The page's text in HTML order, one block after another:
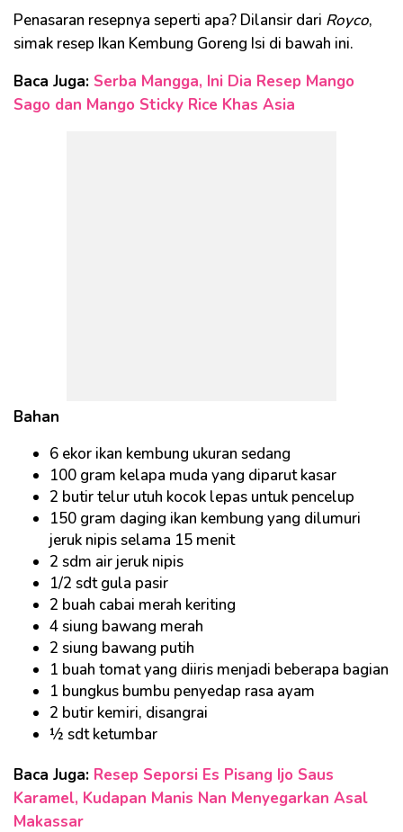
Penasaran resepnya seperti apa? Dilansir dari Royco,
simak resep Ikan Kembung Goreng Isi di bawah ini.
Baca Juga: Serba Mangga, Ini Dia Resep Mango
Sago dan Mango Sticky Rice Khas Asia
Bahan
6 ekor ikan kembung ukuran sedang
100 gram kelapa muda yang diparut kasar
2 butir telur utuh kocok lepas untuk pencelup
150 gram daging ikan kembung yang dilumuri
jeruk nipis selama 15 menit
2 sdm air jeruk nipis
1/2 sdt gula pasir
2 buah cabai merah keriting
4 siung bawang merah
2 siung bawang putih
1 buah tomat yang diiris menjadi beberapa bagian
1 bungkus bumbu penyedap rasa ayam
2 butir kemiri, disangrai
½ sdt ketumbar
Baca Juga: Resep Seporsi Es Pisang Ijo Saus
Karamel, Kudapan Manis Nan Menyegarkan Asal
Makassar